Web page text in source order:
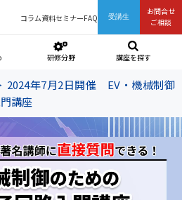
コラム資料セミナーFAQ 受講生
お問合せ
ご相談
研修分野 講座を探す
2024年7月2日開催 EV・機械制御
講座